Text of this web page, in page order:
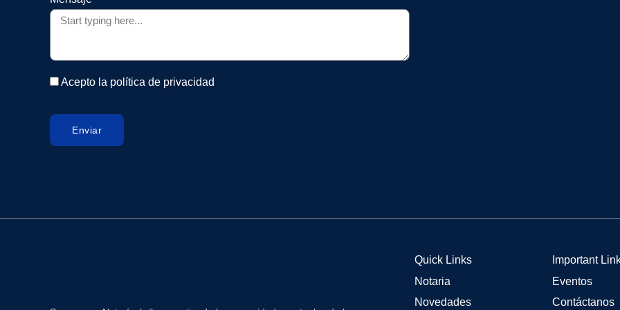
Acepto la política de privacidad
Enviar
Quick Links
Notaria
Novedades
Important
Eventos
Contáctanos